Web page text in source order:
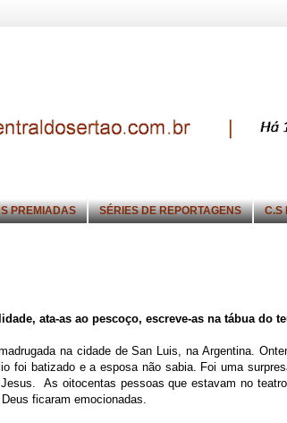
PREMIADAS SÉRIES DE REPORTAGENS C.S
ata-as ao pescoço, escreve-as na tábua do
na cidade de San Luis, na Argentina.
foi batizado e a esposa não sabia. Foi uma
As oitocentas pessoas que estavam no
ficaram emocionadas.